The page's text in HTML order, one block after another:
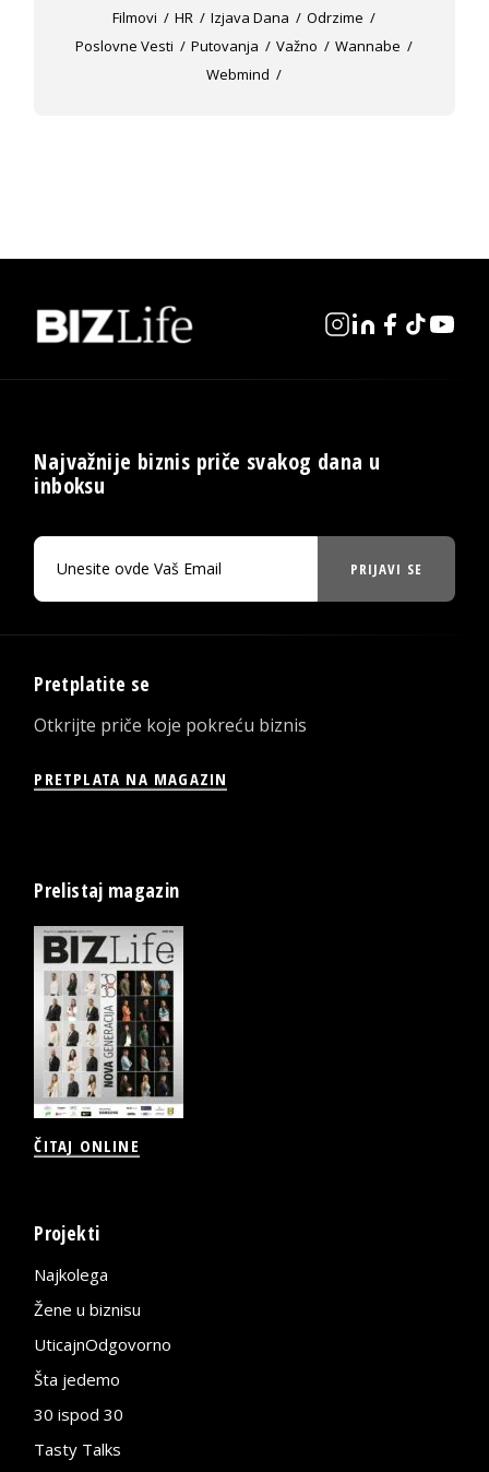
Filmovi
HR Izjava Dana
Odrzime
Poslovne Vesti
Putovanja Važno
Wannabe
Webmind
Najvažnije biznis priče svakog dana u
inboksu
PRIJAVI SE
Pretplatite se
Otkrijte priče koje pokreću biznis
PRETPLATA NA MAGAZIN
Prelistaj magazin
ČITAJ ONLINE
Projekti
Najkolega
Žene u biznisu
UticajnOdgovorno
Šta jedemo
30 ispod 30
Tasty Talks